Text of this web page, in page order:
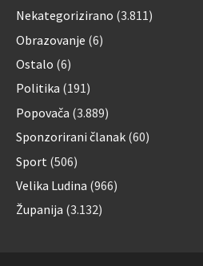
Nekategorizirano (3.811)
Obrazovanje (6)
Ostalo (6)
Politika (191)
Popovača (3.889)
Sponzorirani članak (60)
Sport (506)
Velika Ludina (966)
Županija (3.132)